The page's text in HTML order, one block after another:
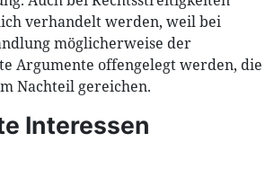
verhandelt werden, weil bei
möglicherweise der
Argumente offengelegt werden, die
Nachteil gereichen.
Interessen